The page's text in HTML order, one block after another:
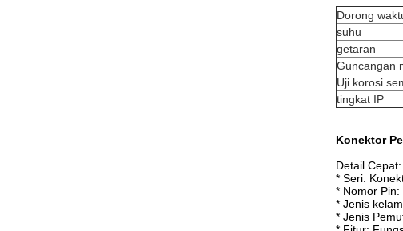
Dorong
suhu
getaran
Guncangan
Uji korosi
tingkat IP
Konektor
Detail Cepat:
* Seri:
* Nomor
* Jenis
* Jenis